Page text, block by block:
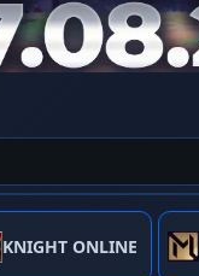
KNIGHT ONLINE